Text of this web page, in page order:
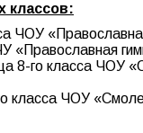
классов:
ЧОУ
«Православная
8-го класса ЧОУ
класса ЧОУ